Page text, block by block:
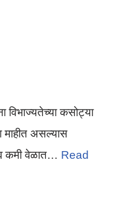
विभाज्यतेच्या कसोट्या
असल्यास
व कमी वेळात… Read